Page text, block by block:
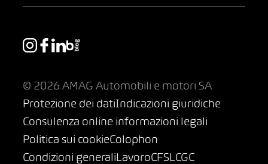
© 2026 AMAG Automobili e motori SA
Protezione dei datiIndicazioni giuridiche
Consulenza online informazioni legali
Politica sui cookieColophon
Condizioni generaliLavoroCFSLCGC